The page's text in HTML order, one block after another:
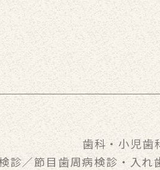
歯科 ・ 小児歯
診／節目歯周病検診 ・ 入れ